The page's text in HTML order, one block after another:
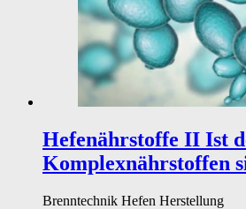
Hefenährstoffe II Ist
Komplexnährstoffen
Brenntechnik Hefen Herstellung